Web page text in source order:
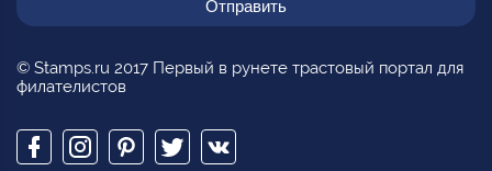
© Stamps.ru 2017 Первый в рунете трастовый портал для
филателистов